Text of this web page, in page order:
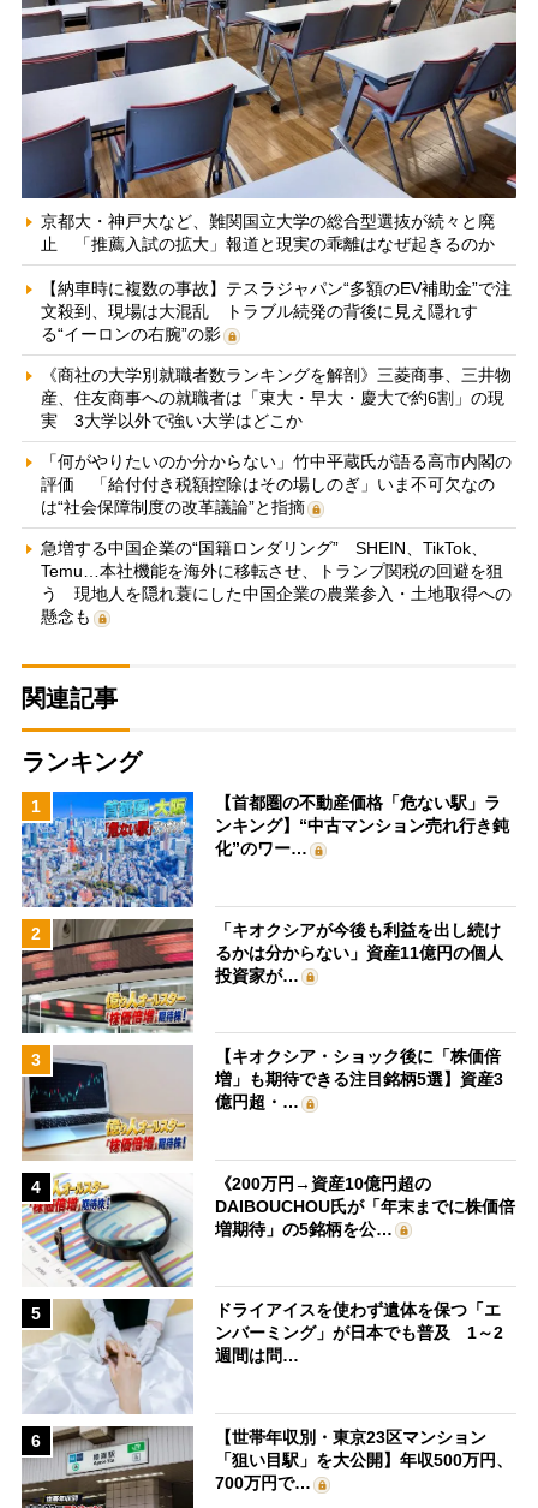
京都大・神戸大など、難関国立大学の総合型選抜が続々と廃
止 「推薦入試の拡大」報道と現実の乖離はなぜ起きるのか
【納車時に複数の事故】テスラジャパン“多額のEV補助金”で注
文殺到、現場は大混乱 トラブル続発の背後に見え隠れす
る“イーロンの右腕”の影
《商社の大学別就職者数ランキングを解剖》三菱商事、三井物
産、住友商事への就職者は「東大・早大・慶大で約6割」の現
実 3大学以外で強い大学はどこか
「何がやりたいのか分からない」竹中平蔵氏が語る高市内閣の
評価 「給付付き税額控除はその場しのぎ」いま不可欠なの
は“社会保障制度の改革議論”と指摘
急増する中国企業の“国籍ロンダリング” SHEIN、TikTok、
Temu…本社機能を海外に移転させ、トランプ関税の回避を狙
う 現地人を隠れ蓑にした中国企業の農業参入・土地取得への
懸念も
関連記事
ランキング
1
【首都圏の不動産価格「危ない駅」ラ
ンキング】“中古マンション売れ行き鈍
化”のワー…
2
「キオクシアが今後も利益を出し続け
るかは分からない」資産11億円の個人
投資家が…
3
【キオクシア・ショック後に「株価倍
増」も期待できる注目銘柄5選】資産3
億円超・…
4
《200万円→資産10億円超の
DAIBOUCHOU氏が「年末までに株価倍
増期待」の5銘柄を公…
5
ドライアイスを使わず遺体を保つ「エ
ンバーミング」が日本でも普及 1～2
週間は問…
6
【世帯年収別・東京23区マンション
「狙い目駅」を大公開】年収500万円、
700万円で…